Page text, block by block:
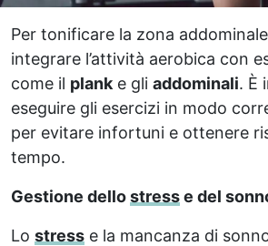
Per tonificare la zona
integrare l’attività aerobica con
come il plank e gli addominali. È
eseguire gli esercizi in modo
per evitare infortuni e ottenere
tempo.
Gestione dellostresse del
Lo stress e la mancanza di